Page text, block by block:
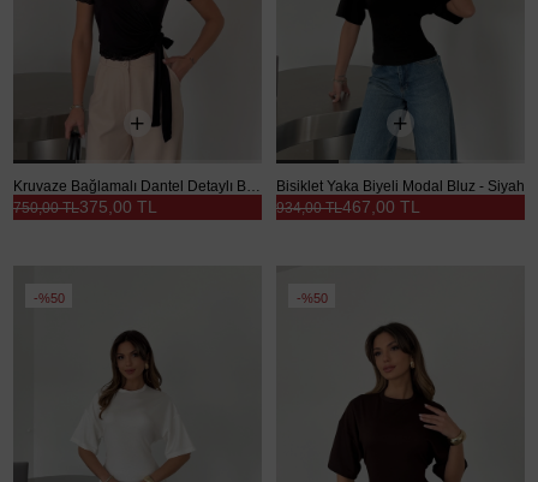
375,00 TL
750,00 TL
Bisiklet Yaka Biyeli Modal Bluz - Siyah
467,00 TL
934,00 TL
%50 %50